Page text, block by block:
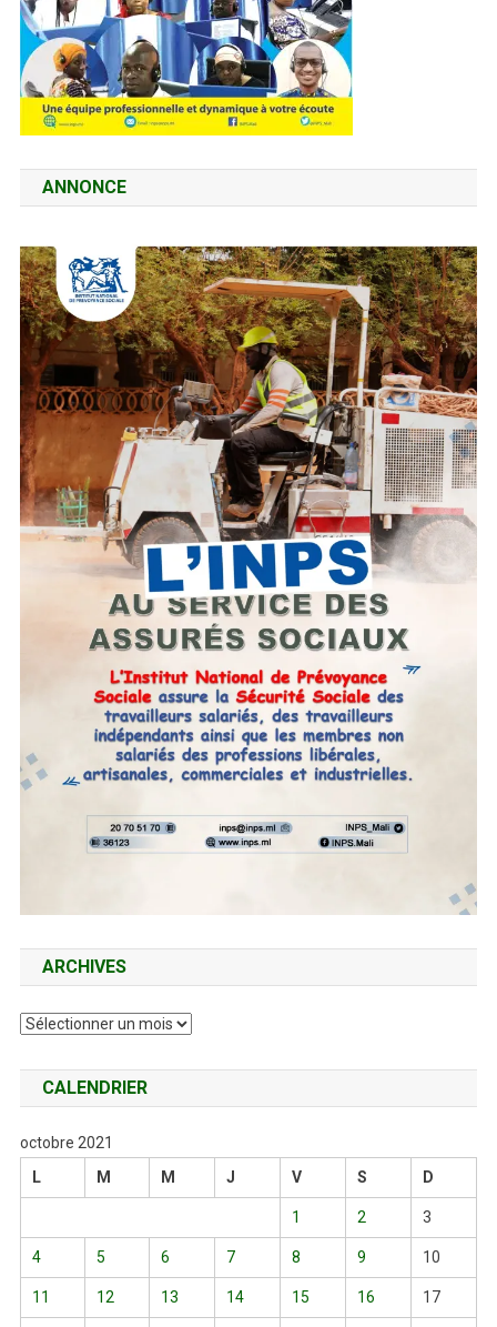
ANNONCE
ARCHIVES
Archives
CALENDRIER
octobre 2021
L
M M J V S D
1 2 3
4 5 6 7 8 9 10
11 12 13 14 15 16 17